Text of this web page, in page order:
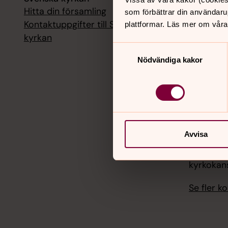
som förbättrar din
plattformar. Läs mer om
Nödvändiga kakor
Avvisa
Hitta din församling
Kontaktuppgifter till Svenska
kyrkan
18
Se fler